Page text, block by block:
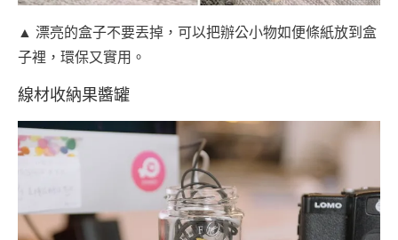
▲ 漂亮的盒子不要丟掉，可以把辦公小物如便條紙放到盒
子裡，環保又實用。
線材收納果醬罐